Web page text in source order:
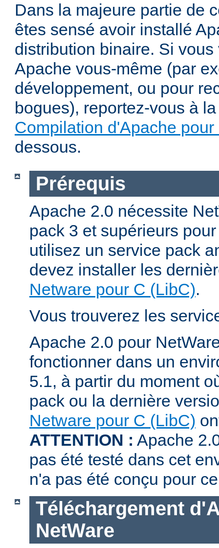
Dans la majeure partie de
êtes sensé avoir installé
distribution binaire. Si
Apache vous-même (par
développement, ou pour
bogues), reportez-vous à
Compilation d'Apache
dessous.
Prérequis
Apache 2.0 nécessite
pack 3 et supérieurs
utilisez un service pack
devez installer les
Netware pour C (LibC).
Vous trouverez les
Apache 2.0 pour
fonctionner dans un
5.1, à partir du moment
pack ou la dernière
Netware pour C (LibC)
ATTENTION : Apache
pas été testé dans cet
n'a pas été conçu pour
Téléchargement
NetWare